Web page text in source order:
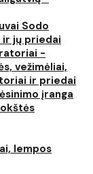
Sodo
ir jų priedai
-
vežimėliai,
ir priedai
įranga
lempos